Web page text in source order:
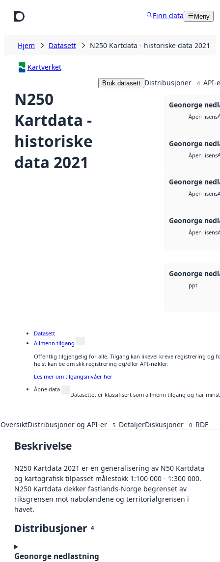
Finn data Meny
Hjem Datasett N250 Kartdata - historiske data 2021
Kartverket
N250
Kartdata -
historiske
data 2021
Bruk datasett Distribusjoner 4 API-
Geonorge
Åpen lisens
Geonorge
Åpen lisens
Geonorge
Åpen lisens
Geonorge
Åpen lisens
Geonorge
ppt
Datasett
Allmenn tilgang
Offentlig tilgjengelig for alle. Tilgang kan likevel kreve registrering og
helst kan be om slik registrering og/eller API-nøkler.
Les mer om tilgangsnivåer her
Åpne data
Datasettet er klassifisert som allmenn tilgang og har
OversiktDistribusjoner og API-er 5 DetaljerDiskusjoner 0 RDF
Beskrivelse
N250 Kartdata 2021 er en generalisering av N50 Kartdata
og kartografisk tilpasset målestokk 1:100 000 - 1:300 000.
N250 Kartdata dekker fastlands-Norge begrenset av
riksgrensen mot nabolandene og territorialgrensen i
havet.
Distribusjoner 4
Geonorge nedlastning